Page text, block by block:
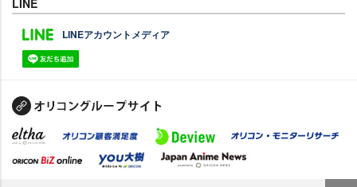
LINE
LINEアカウントメディア